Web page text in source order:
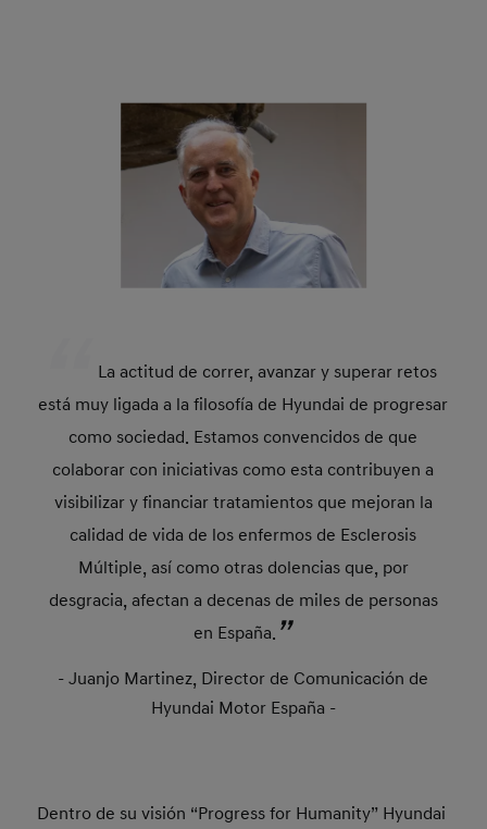
La actitud de correr, avanzar y superar retos
está muy ligada a la filosofía de Hyundai de progresar
como sociedad. Estamos convencidos de que
colaborar con iniciativas como esta contribuyen a
visibilizar y financiar tratamientos que mejoran la
calidad de vida de los enfermos de Esclerosis
Múltiple, así como otras dolencias que, por
desgracia, afectan a decenas de miles de personas
en España.
- Juanjo Martinez, Director de Comunicación de
Hyundai Motor España -
Dentro de su visión “Progress for Humanity” Hyundai